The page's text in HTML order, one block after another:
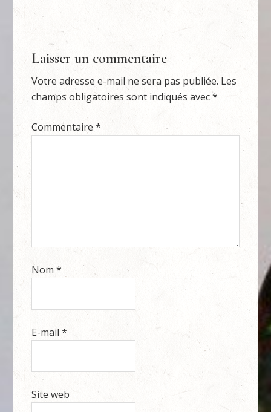
Laisser un commentaire
Votre adresse e-mail ne sera pas publiée. Les
champs obligatoires sont indiqués avec*
Commentaire*
Nom*
E-mail*
Site web